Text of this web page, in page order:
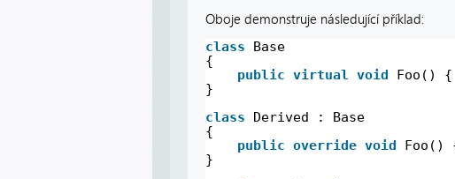
Oboje demonstruje následující příklad:
class
Base
{
public virtual void Foo() {
}
class
Derived : Base
{
public override void Foo()
}